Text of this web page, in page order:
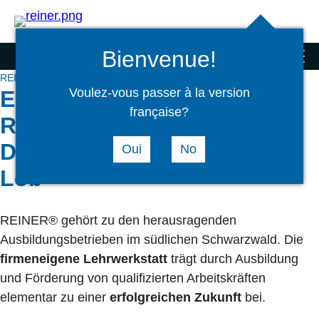
Suchenselect
language
menu
REINER® Unternehmensgruppe
REINER® Unternehmensgruppe
Erfolgreicher Abschluss:
REINER® Azubi Marco
Duffner erhält Urkunde und
Lob
REINER® gehört zu den herausragenden
Ausbildungsbetrieben im südlichen Schwarzwald. Die
firmeneigene Lehrwerkstatt trägt durch Ausbildung
und Förderung von qualifizierten Arbeitskräften
elementar zu einer erfolgreichen Zukunft bei.
Bienvenue!
Voulez-vous passer à la version
française?
Oui No